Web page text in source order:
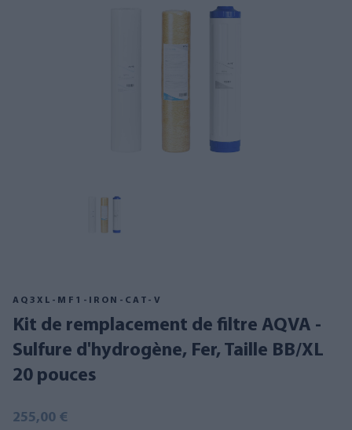
AQ3XL-MF1-IRON-CAT-V
Kit de remplacement de filtre AQVA -
Sulfure d'hydrogène, Fer, Taille BB/XL
20 pouces
255,00 €